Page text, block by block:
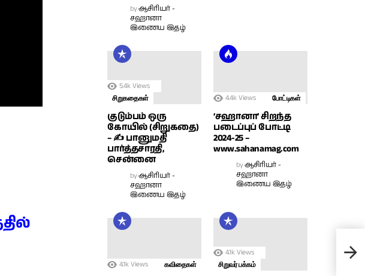
கதை
byஆசிரியர் -
சஹானா
இணைய இதழ்
5.4k Views
சிறுகதைகள்
குடும்பம் ஒரு
கோயில் (சிறுகதை)
– ✍ பானுமதி
பார்த்தசாரதி,
சென்னை
byஆசிரியர் -
சஹானா
இணைய இதழ்
4.4k Views போட்டிகள்
‘சஹானா’ சிறந்த
படைப்புப் போட்டி
2024-25 –
www.sahanamag.com
byஆசிரியர் -
சஹானா
இணைய இதழ்
4.1k Views கவிதைகள்
4.1k Views
சிறுவர் பக்கம்